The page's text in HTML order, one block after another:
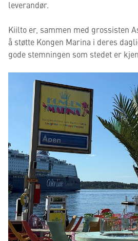
leverandør.
Kiilto er, sammen med grossisten
å støtte Kongen Marina i deres
gode stemningen som stedet er